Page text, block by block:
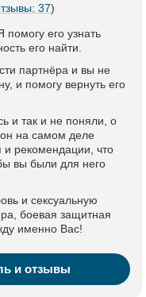
37)
его узнать
его найти.
партнёра и вы не
и помогу вернуть его
и так и не поняли, о
на самом деле
и рекомендации, что
вы были для него
и сексуальную
боевая защитная
именно Вас!
и отзывы